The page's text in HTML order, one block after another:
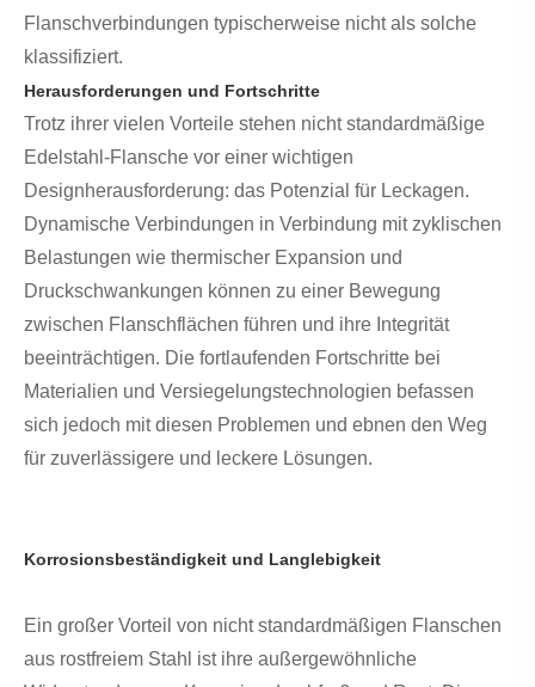
Flanschverbindungen typischerweise nicht als solche
klassifiziert.
Herausforderungen und Fortschritte
Trotz ihrer vielen Vorteile stehen nicht standardmäßige
Edelstahl-Flansche vor einer wichtigen
Designherausforderung: das Potenzial für Leckagen.
Dynamische Verbindungen in Verbindung mit zyklischen
Belastungen wie thermischer Expansion und
Druckschwankungen können zu einer Bewegung
zwischen Flanschflächen führen und ihre Integrität
beeinträchtigen. Die fortlaufenden Fortschritte bei
Materialien und Versiegelungstechnologien befassen
sich jedoch mit diesen Problemen und ebnen den Weg
für zuverlässigere und leckere Lösungen.
Korrosionsbeständigkeit und Langlebigkeit
Ein großer Vorteil von nicht standardmäßigen Flanschen
aus rostfreiem Stahl ist ihre außergewöhnliche